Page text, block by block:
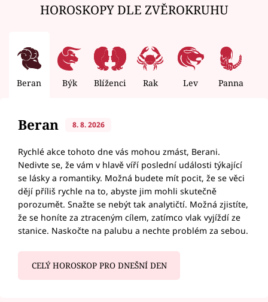
HOROSKOPY DLE ZVĚROKRUHU
Beran Býk Blíženci Rak Lev Panna
Beran 8. 8. 2026
Rychlé akce tohoto dne vás mohou zmást, Berani.
Nedivte se, že vám v hlavě víří poslední události týkající
se lásky a romantiky. Možná budete mít pocit, že se věci
dějí příliš rychle na to, abyste jim mohli skutečně
porozumět. Snažte se nebýt tak analytičtí. Možná zjistíte,
že se honíte za ztraceným cílem, zatímco vlak vyjíždí ze
stanice. Naskočte na palubu a nechte problém za sebou.
CELÝ HOROSKOP PRO DNEŠNÍ DEN